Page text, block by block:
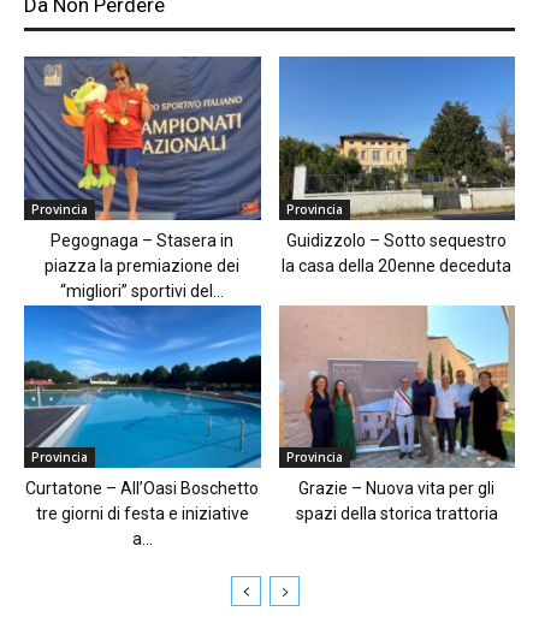
Da Non Perdere
Provincia
Pegognaga – Stasera in
piazza la premiazione dei
“migliori” sportivi del...
Provincia
Guidizzolo – Sotto sequestro
la casa della 20enne deceduta
Provincia
Curtatone – All’Oasi Boschetto
tre giorni di festa e iniziative
a...
Provincia
Grazie – Nuova vita per gli
spazi della storica trattoria